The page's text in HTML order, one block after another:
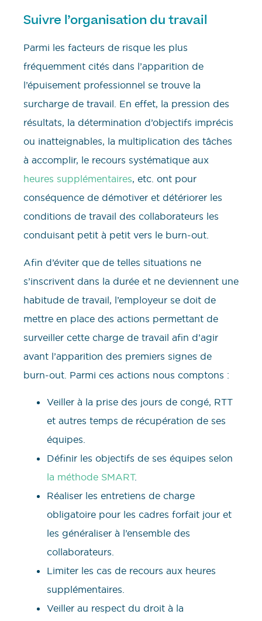
Suivre l’organisation du travail
Parmi les facteurs de risque les plus
fréquemment cités dans l’apparition de
l’épuisement professionnel se trouve la
surcharge de travail. En effet, la pression des
résultats, la détermination d’objectifs imprécis
ou inatteignables, la multiplication des tâches
à accomplir, le recours systématique aux
heures supplémentaires, etc. ont pour
conséquence de démotiver et détériorer les
conditions de travail des collaborateurs les
conduisant petit à petit vers le burn-out.
Afin d’éviter que de telles situations ne
s’inscrivent dans la durée et ne deviennent une
habitude de travail, l’employeur se doit de
mettre en place des actions permettant de
surveiller cette charge de travail afin d’agir
avant l’apparition des premiers signes de
burn-out. Parmi ces actions nous comptons :
Veiller à la prise des jours de congé, RTT
et autres temps de récupération de ses
équipes.
Définir les objectifs de ses équipes selon
la méthode SMART.
Réaliser les entretiens de charge
obligatoire pour les cadres forfait jour et
les généraliser à l’ensemble des
collaborateurs.
Limiter les cas de recours aux heures
supplémentaires.
Veiller au respect du droit à la